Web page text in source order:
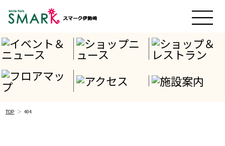
TOP 404